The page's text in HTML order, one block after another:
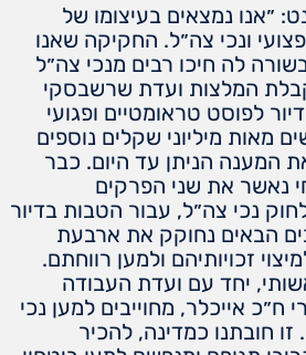
״אנו נמצאים בעיצומו של
ונכי צה״ל. החקיקה שאנו
לה חיכו רבים מנכי צה״ל
המלצות ועדת שרשבסקי
לפוסט טראומטיים ופגועי
מאות מיליוני שקלים נוספים
המענה הניתן עד היום. כבר
נאשר את שני הפרקים
נכי צה״ל, עבור הטבות בדיור
הבאים נחוקק את ארבעת
זכויותיהם ולמען רווחתם.
יחד עם ועדת העבודה
ח״כ אייכלר, מחוייבים למען נכי
חובתנו כמדינה, להכיר